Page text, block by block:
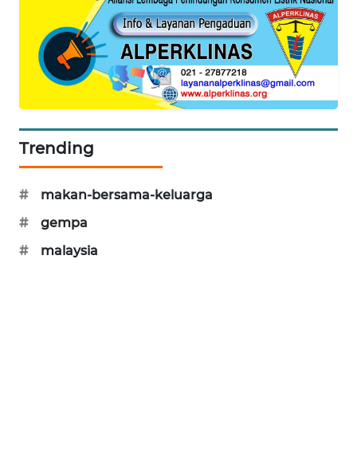
Trending
#
makan-bersama-keluarga
#
gempa
#
malaysia
MASYARAKAT
KELISTRIKAN
WALINKI
ID
MAWAKA
ID
NET
PLN